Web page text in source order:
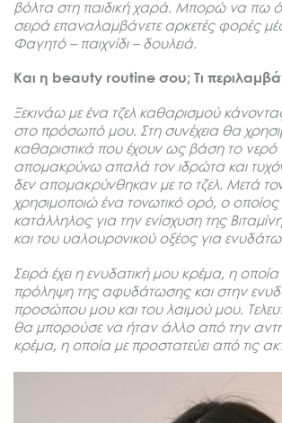
βόλτα στη παιδική χαρά. Μπορώ να πω
σειρά επαναλαμβάνετε αρκετές φορές
Φαγητό – παιχνίδι – δουλειά.
Kαι η beauty routine σου; Τι
Ξεκινάω με ένα τζελ καθαρισμού
στο πρόσωπό μου. Στη συνέχεια θα
καθαριστικά που έχουν ως βάση το νερό
απομακρύνω απαλά τον ιδρώτα και
δεν απομακρύνθηκαν με το τζελ. Μετά
χρησιμοποιώ ένα τονωτικό ορό, ο οποίος
κατάλληλος για την ενίσχυση της
και του υαλουρονικού οξέος για
Σειρά έχει η ενυδατική μου κρέμα, η
πρόληψη της αφυδάτωσης και στην
προσώπου μου και του λαιμού μου.
θα μπορούσε να ήταν άλλο από την
κρέμα, η οποία με προστατεύει από τις